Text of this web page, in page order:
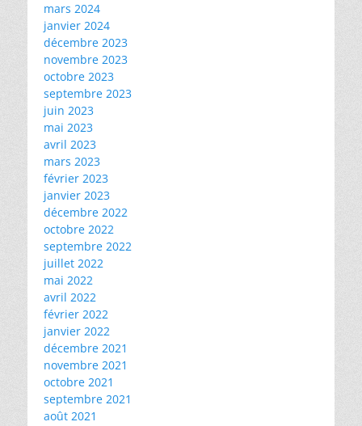
mars 2024
janvier 2024
décembre 2023
novembre 2023
octobre 2023
septembre 2023
juin 2023
mai 2023
avril 2023
mars 2023
février 2023
janvier 2023
décembre 2022
octobre 2022
septembre 2022
juillet 2022
mai 2022
avril 2022
février 2022
janvier 2022
décembre 2021
novembre 2021
octobre 2021
septembre 2021
août 2021